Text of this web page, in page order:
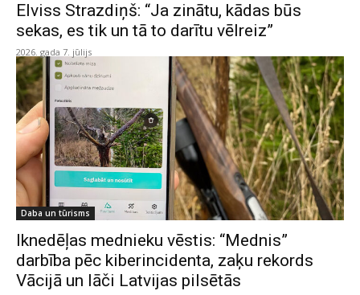
Elviss Strazdiņš: “Ja zinātu, kādas būs
sekas, es tik un tā to darītu vēlreiz”
2026. gada 7. jūlijs
Daba un tūrisms
Iknedēļas mednieku vēstis: “Mednis”
darbība pēc kiberincidenta, zaķu rekords
Vācijā un lāči Latvijas pilsētās